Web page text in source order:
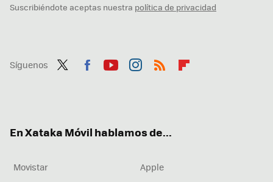
Suscribiéndote aceptas nuestra política de privacidad
Síguenos
En Xataka Móvil hablamos de...
Movistar
Apple